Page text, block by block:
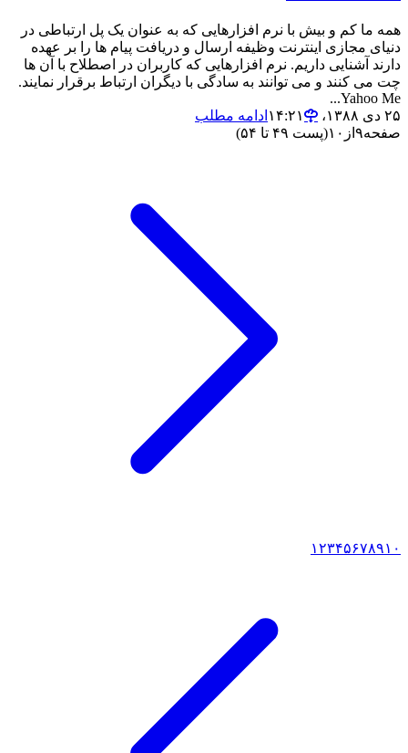
همه ما کم و بیش با نرم افزارهایی که به عنوان یک پل ارتباطی در
دنیای مجازی اینترنت وظیفه ارسال و دریافت پیام ها را بر عهده
دارند آشنایی داریم. نرم افزارهایی که کاربران در اصطلاح با آن ها
چت می کنند و می توانند به سادگی با دیگران ارتباط برقرار نمایند.
Yahoo Me...
۲۵ دی ۱۳۸۸،‏ ۱۴:۲۱
ادامه مطلب
صفحه۹ از ۱۰(پست ۴۹ تا ۵۴)
۱۲۳۴۵۶۷۸۹۱۰